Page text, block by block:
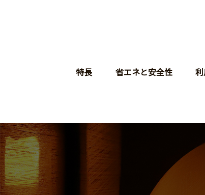
特長 省エネと安全性